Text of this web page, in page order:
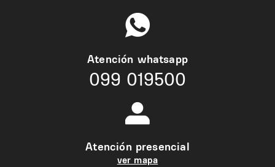
Atención whatsapp
099 019500
Atención presencial
ver mapa